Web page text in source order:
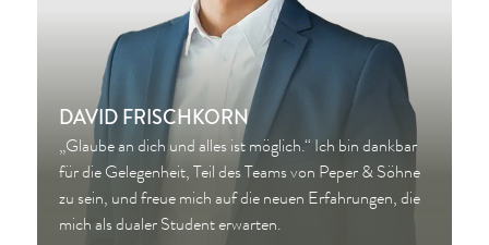
DAVID FRISCHKORN
„Glaube an dich und alles ist möglich.“ Ich bin dankbar
für die Gelegenheit, Teil des Teams von Peper & Söhne
zu sein, und freue mich auf die neuen Erfahrungen, die
mich als dualer Student erwarten.